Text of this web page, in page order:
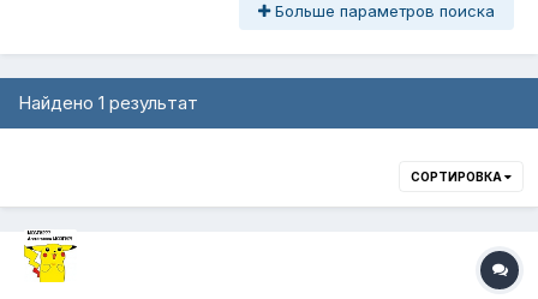
Больше параметров поиска
Найдено 1 результат
СОРТИРОВКА